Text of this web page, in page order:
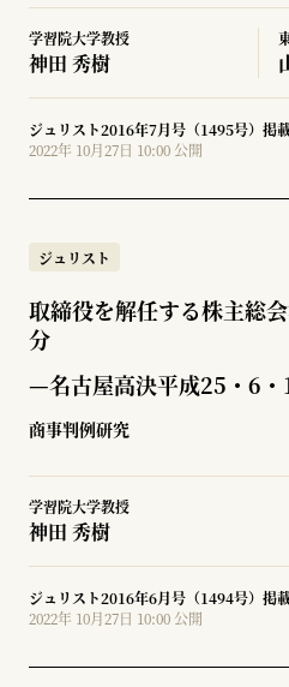
学習院大学教授
神田 秀樹
ジュリスト2016年7月号（1495号）掲
2022年 10月27日 10:00 公開
ジュリスト
取締役を解任する株主総
分
—名古屋高決平成25・6・
商事判例研究
学習院大学教授
神田 秀樹
ジュリスト2016年6月号（1494号）掲
2022年 10月27日 10:00 公開